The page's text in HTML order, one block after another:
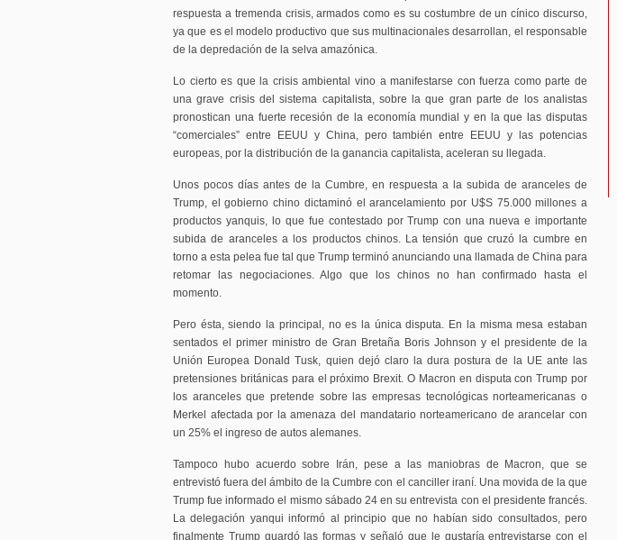
respuesta a tremenda crisis, armados como es su costumbre de un cínico discurso,
ya que es el modelo productivo que sus multinacionales desarrollan, el responsable
de la depredación de la selva amazónica.
Lo cierto es que la crisis ambiental vino a manifestarse con fuerza como parte de
una grave crisis del sistema capitalista, sobre la que gran parte de los analistas
pronostican una fuerte recesión de la economía mundial y en la que las disputas
“comerciales” entre EEUU y China, pero también entre EEUU y las potencias
europeas, por la distribución de la ganancia capitalista, aceleran su llegada.
Unos pocos días antes de la Cumbre, en respuesta a la subida de aranceles de
Trump, el gobierno chino dictaminó el arancelamiento por U$S 75.000 millones a
productos yanquis, lo que fue contestado por Trump con una nueva e importante
subida de aranceles a los productos chinos. La tensión que cruzó la cumbre en
torno a esta pelea fue tal que Trump terminó anunciando una llamada de China para
retomar las negociaciones. Algo que los chinos no han confirmado hasta el
momento.
Pero ésta, siendo la principal, no es la única disputa. En la misma mesa estaban
sentados el primer ministro de Gran Bretaña Boris Johnson y el presidente de la
Unión Europea Donald Tusk, quien dejó claro la dura postura de la UE ante las
pretensiones británicas para el próximo Brexit. O Macron en disputa con Trump por
los aranceles que pretende sobre las empresas tecnológicas norteamericanas o
Merkel afectada por la amenaza del mandatario norteamericano de arancelar con
un 25% el ingreso de autos alemanes.
Tampoco hubo acuerdo sobre Irán, pese a las maniobras de Macron, que se
entrevistó fuera del ámbito de la Cumbre con el canciller iraní. Una movida de la que
Trump fue informado el mismo sábado 24 en su entrevista con el presidente francés.
La delegación yanqui informó al principio que no habían sido consultados, pero
finalmente Trump guardó las formas y señaló que le gustaría entrevistarse con el